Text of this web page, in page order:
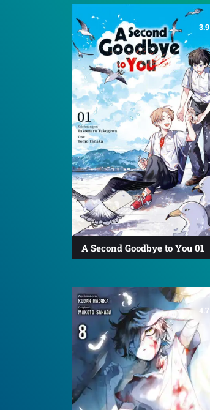
3.9
A Second Goodbye to You 01
4.7